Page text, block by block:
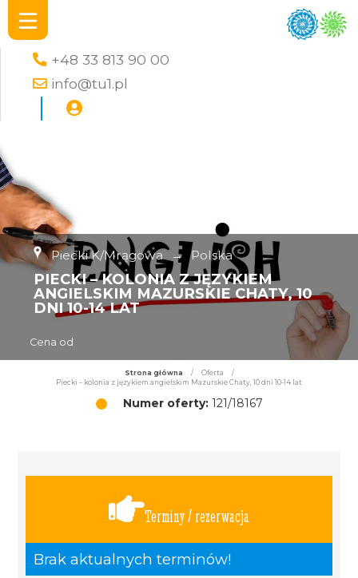
+48 33 813 90 00
info@tu1.pl
Piecki K/Mrągowa → Polska
PIECKI – KOLONIA Z JĘZYKIEM
ANGIELSKIM MAZURSKIE CHATY, 10
DNI 10-14 LAT
Cena od
Strona główna / Oferta
/
Piecki – kolonia z językiem angielskim Mazurskie Chaty, 10 dni 10-14 lat
Numer oferty:121/18167
Terminy / rezerwacja
Brak aktualnych terminów!